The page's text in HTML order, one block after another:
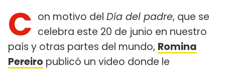
C on motivo del Día del padre, que se
celebra este 20 de junio en nuestro
país y otras partes del mundo, Romina
Pereiro publicó un video donde le